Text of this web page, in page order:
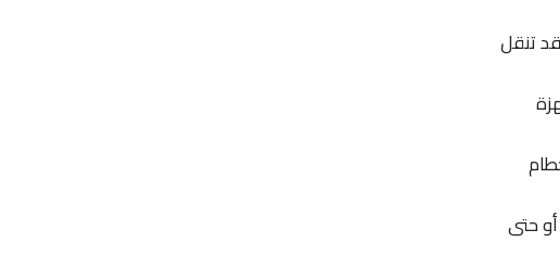
تنقل
حتى